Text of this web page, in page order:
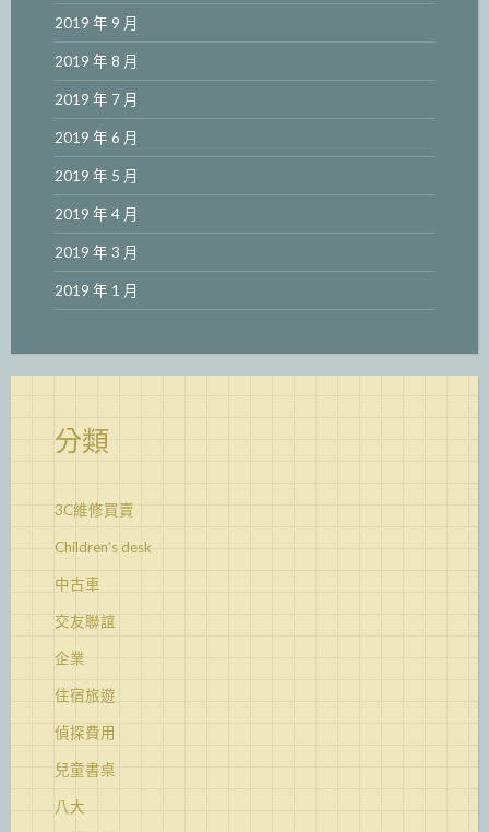
2019 年 9 月
2019 年 8 月
2019 年 7 月
2019 年 6 月
2019 年 5 月
2019 年 4 月
2019 年 3 月
2019 年 1 月
分類
3C維修買賣
Children's desk
中古車
交友聯誼
企業
住宿旅遊
偵探費用
兒童書桌
八大